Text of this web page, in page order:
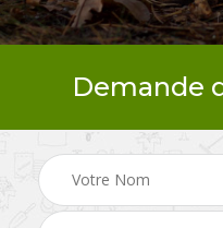
Demande